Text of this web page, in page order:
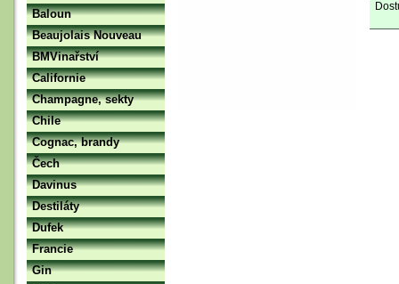
Baloun
Beaujolais Nouveau
BMVinařství
Californie
Champagne, sekty
Chile
Cognac, brandy
Čech
Davinus
Destiláty
Dufek
Francie
Gin